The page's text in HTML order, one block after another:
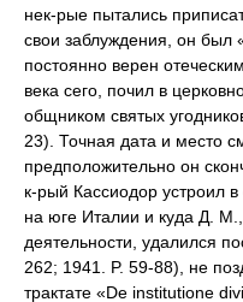
нек-рые пытались
свои заблуждения, он был
постоянно верен
века сего, почил в
общником святых
23). Точная дата и место
предположительно он
к-рый Кассиодор устроил
на юге Италии и куда Д.
деятельности, удалился
262; 1941. P. 59-88), не
трактате «De institutione